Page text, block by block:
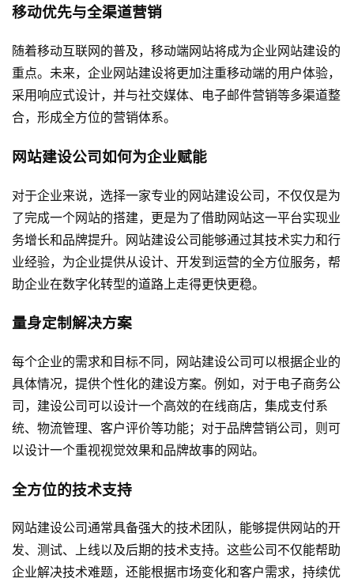
移动优先与全渠道营销
随着移动互联网的普及，移动端网站将成为企业网站建设的
重点。未来，企业网站建设将更加注重移动端的用户体验，
采用响应式设计，并与社交媒体、电子邮件营销等多渠道整
合，形成全方位的营销体系。
网站建设公司如何为企业赋能
对于企业来说，选择一家专业的网站建设公司，不仅仅是为
了完成一个网站的搭建，更是为了借助网站这一平台实现业
务增长和品牌提升。网站建设公司能够通过其技术实力和行
业经验，为企业提供从设计、开发到运营的全方位服务，帮
助企业在数字化转型的道路上走得更快更稳。
量身定制解决方案
每个企业的需求和目标不同，网站建设公司可以根据企业的
具体情况，提供个性化的建设方案。例如，对于电子商务公
司，建设公司可以设计一个高效的在线商店，集成支付系
统、物流管理、客户评价等功能；对于品牌营销公司，则可
以设计一个重视视觉效果和品牌故事的网站。
全方位的技术支持
网站建设公司通常具备强大的技术团队，能够提供网站的开
发、测试、上线以及后期的技术支持。这些公司不仅能帮助
企业解决技术难题，还能根据市场变化和客户需求，持续优